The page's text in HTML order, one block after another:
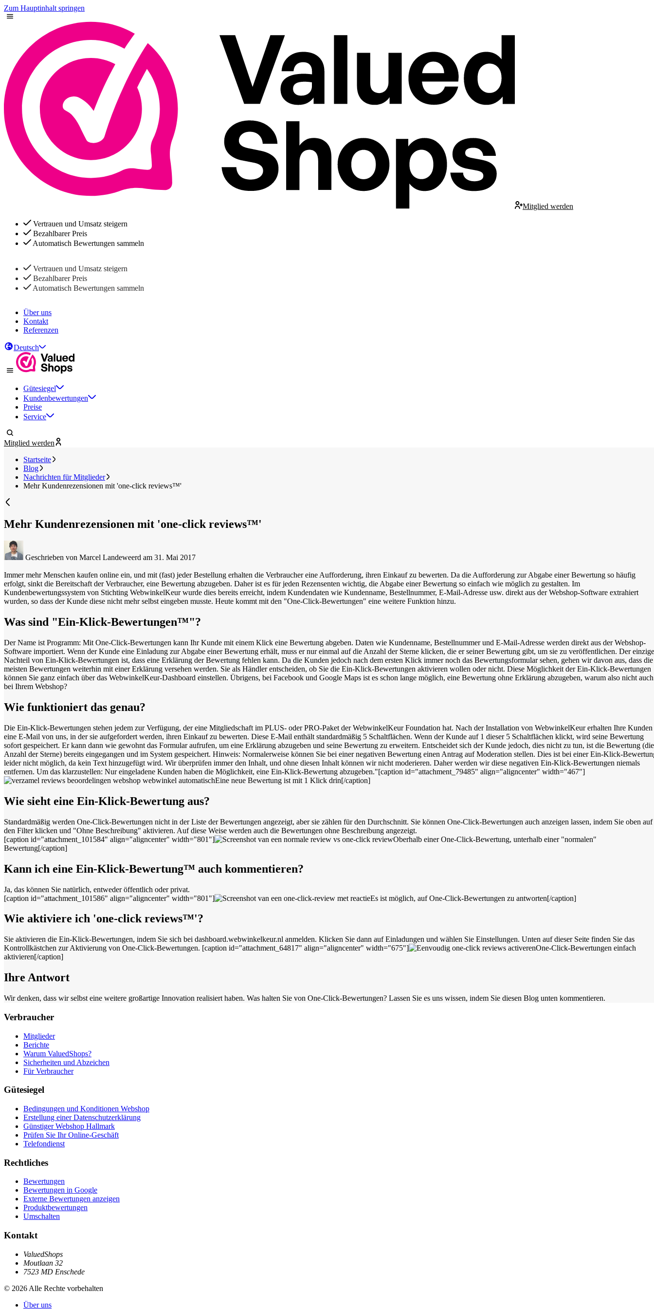
Zum Hauptinhalt springen
Mitglied werden
Vertrauen und Umsatz steigern
Bezahlbarer Preis
Automatisch Bewertungen sammeln
Vertrauen und Umsatz steigern
Bezahlbarer Preis
Automatisch Bewertungen sammeln
Über uns
Kontakt
Referenzen
Deutsch
Gütesiegel
Kundenbewertungen
Preise
Service
Mitglied werden
Startseite
Blog
Nachrichten für Mitglieder
Mehr Kundenrezensionen mit 'one-click reviews™'
Mehr Kundenrezensionen mit 'one-click reviews™'
Geschrieben von Marcel Landeweerd am 31. Mai 2017
Immer mehr Menschen kaufen online ein, und mit (fast) jeder Bestellung erhalten die Verbraucher eine Aufforderung, ihren Einkauf zu bewerten. Da die Aufforderung zur Abgabe einer Bewertung so häufig
erfolgt, sinkt die Bereitschaft der Verbraucher, eine Bewertung abzugeben. Daher ist es für jeden Rezensenten wichtig, die Abgabe einer Bewertung so einfach wie möglich zu gestalten. Im
Kundenbewertungssystem von Stichting WebwinkelKeur wurde dies bereits erreicht, indem Kundendaten wie Kundenname, Bestellnummer, E-Mail-Adresse usw. direkt aus der Webshop-Software extrahiert
wurden, so dass der Kunde diese nicht mehr selbst eingeben musste. Heute kommt mit den "One-Click-Bewertungen" eine weitere Funktion hinzu.
Was sind "Ein-Klick-Bewertungen™"?
Der Name ist Programm: Mit One-Click-Bewertungen kann Ihr Kunde mit einem Klick eine Bewertung abgeben. Daten wie Kundenname, Bestellnummer und E-Mail-Adresse werden direkt aus der Webshop-
Software importiert. Wenn der Kunde eine Einladung zur Abgabe einer Bewertung erhält, muss er nur einmal auf die Anzahl der Sterne klicken, die er seiner Bewertung gibt, um sie zu veröffentlichen. Der einzige
Nachteil von Ein-Klick-Bewertungen ist, dass eine Erklärung der Bewertung fehlen kann. Da die Kunden jedoch nach dem ersten Klick immer noch das Bewertungsformular sehen, gehen wir davon aus, dass die
meisten Bewertungen weiterhin mit einer Erklärung versehen werden. Sie als Händler entscheiden, ob Sie die Ein-Klick-Bewertungen aktivieren wollen oder nicht. Diese Möglichkeit der Ein-Klick-Bewertungen
können Sie ganz einfach über das WebwinkelKeur-Dashboard einstellen. Übrigens, bei Facebook und Google Maps ist es schon lange möglich, eine Bewertung ohne Erklärung abzugeben, warum also nicht auch
bei Ihrem Webshop?
Wie funktioniert das genau?
Die Ein-Klick-Bewertungen stehen jedem zur Verfügung, der eine Mitgliedschaft im PLUS- oder PRO-Paket der WebwinkelKeur Foundation hat. Nach der Installation von WebwinkelKeur erhalten Ihre Kunden
eine E-Mail von uns, in der sie aufgefordert werden, ihren Einkauf zu bewerten. Diese E-Mail enthält standardmäßig 5 Schaltflächen. Wenn der Kunde auf 1 dieser 5 Schaltflächen klickt, wird seine Bewertung
sofort gespeichert. Er kann dann wie gewohnt das Formular aufrufen, um eine Erklärung abzugeben und seine Bewertung zu erweitern. Entscheidet sich der Kunde jedoch, dies nicht zu tun, ist die Bewertung (die
Anzahl der Sterne) bereits eingegangen und im System gespeichert. Hinweis: Normalerweise können Sie bei einer negativen Bewertung einen Antrag auf Moderation stellen. Dies ist bei einer Ein-Klick-
leider nicht möglich, da kein Text hinzugefügt wird. Wir überprüfen immer den Inhalt, und ohne diesen Inhalt können wir nicht moderieren. Daher werden wir diese negativen Ein-Klick-Bewertungen niemals
entfernen. Um das klarzustellen: Nur eingeladene Kunden haben die Möglichkeit, eine Ein-Klick-Bewertung abzugeben."[caption id="attachment_79485" align="aligncenter" width="467"]
Eine neue Bewertung ist mit 1 Klick drin[/caption]
Wie sieht eine Ein-Klick-Bewertung aus?
Standardmäßig werden One-Click-Bewertungen nicht in der Liste der Bewertungen angezeigt, aber sie zählen für den Durchschnitt. Sie können One-Click-Bewertungen auch anzeigen lassen, indem Sie oben auf
den Filter klicken und "Ohne Beschreibung" aktivieren. Auf diese Weise werden auch die Bewertungen ohne Beschreibung angezeigt.
[caption id="attachment_101584" align="aligncenter" width="801"]
Oberhalb einer One-Click-Bewertung, unterhalb einer "normalen"
Bewertung[/caption]
Kann ich eine Ein-Klick-Bewertung™ auch kommentieren?
Ja, das können Sie natürlich, entweder öffentlich oder privat.
[caption id="attachment_101586" align="aligncenter" width="801"]
Es ist möglich, auf One-Click-Bewertungen zu antworten[/caption]
Wie aktiviere ich 'one-click reviews™'?
Sie aktivieren die Ein-Klick-Bewertungen, indem Sie sich bei dashboard.webwinkelkeur.nl anmelden. Klicken Sie dann auf Einladungen und wählen Sie Einstellungen. Unten auf dieser Seite finden Sie das
Kontrollkästchen zur Aktivierung von One-Click-Bewertungen. [caption id="attachment_64817" align="aligncenter" width="675"]
One-Click-Bewertungen einfach
aktivieren[/caption]
Ihre Antwort
Wir denken, dass wir selbst eine weitere großartige Innovation realisiert haben. Was halten Sie von One-Click-Bewertungen? Lassen Sie es uns wissen, indem Sie diesen Blog unten kommentieren.
Verbraucher
Mitglieder
Berichte
Warum ValuedShops?
Sicherheiten und Abzeichen
Für Verbraucher
Gütesiegel
Bedingungen und Konditionen Webshop
Erstellung einer Datenschutzerklärung
Günstiger Webshop Hallmark
Prüfen Sie Ihr Online-Geschäft
Telefondienst
Rechtliches
Bewertungen
Bewertungen in Google
Externe Bewertungen anzeigen
Produktbewertungen
Umschalten
Kontakt
ValuedShops
Moutlaan 32
7523 MD Enschede
© 2026 Alle Rechte vorbehalten
Über uns